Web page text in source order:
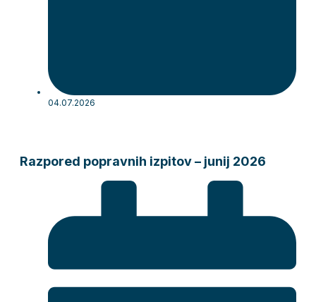
04.07.2026
Razpored popravnih izpitov – junij 2026